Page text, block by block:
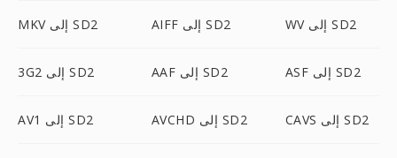
MKV إلى SD2 AIFF إلى SD2 WV إلى SD2
3G2 إلى SD2 AAF إلى SD2 ASF إلى SD2
AV1 إلى SD2 AVCHD إلى SD2 CAVS إلى SD2